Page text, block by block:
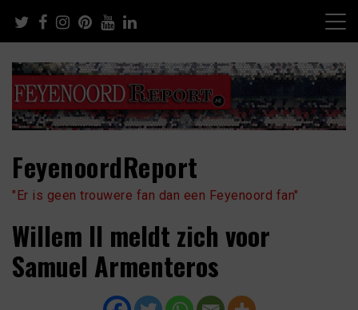
content
FeyenoordReport
"Er is geen trouwere fan dan een Feyenoord fan"
Willem II meldt zich voor
Samuel Armenteros